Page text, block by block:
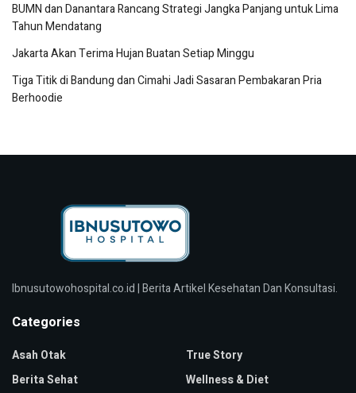
BUMN dan Danantara Rancang Strategi Jangka Panjang untuk Lima
Tahun Mendatang
Jakarta Akan Terima Hujan Buatan Setiap Minggu
Tiga Titik di Bandung dan Cimahi Jadi Sasaran Pembakaran Pria
Berhoodie
Ibnusutowohospital.co.id | Berita Artikel Kesehatan Dan Konsultasi.
Categories
Asah Otak
Berita Sehat
True Story
Wellness & Diet